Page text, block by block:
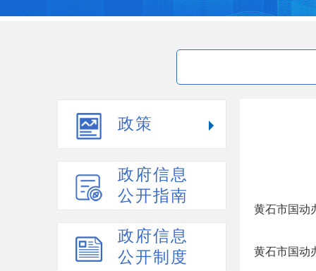
政策
政府信息
公开指南
政府信息
公开制度
黄石市国动
黄石市国动